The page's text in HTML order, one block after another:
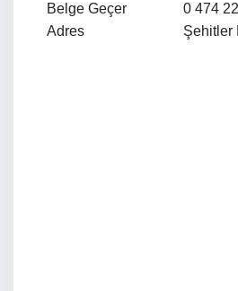
Belge Geçer
0 474
Adres
Şehitler